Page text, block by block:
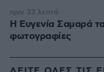
Η Ευγενία Σαμαρά
φωτογραφίες
πριν 33 λεπτά